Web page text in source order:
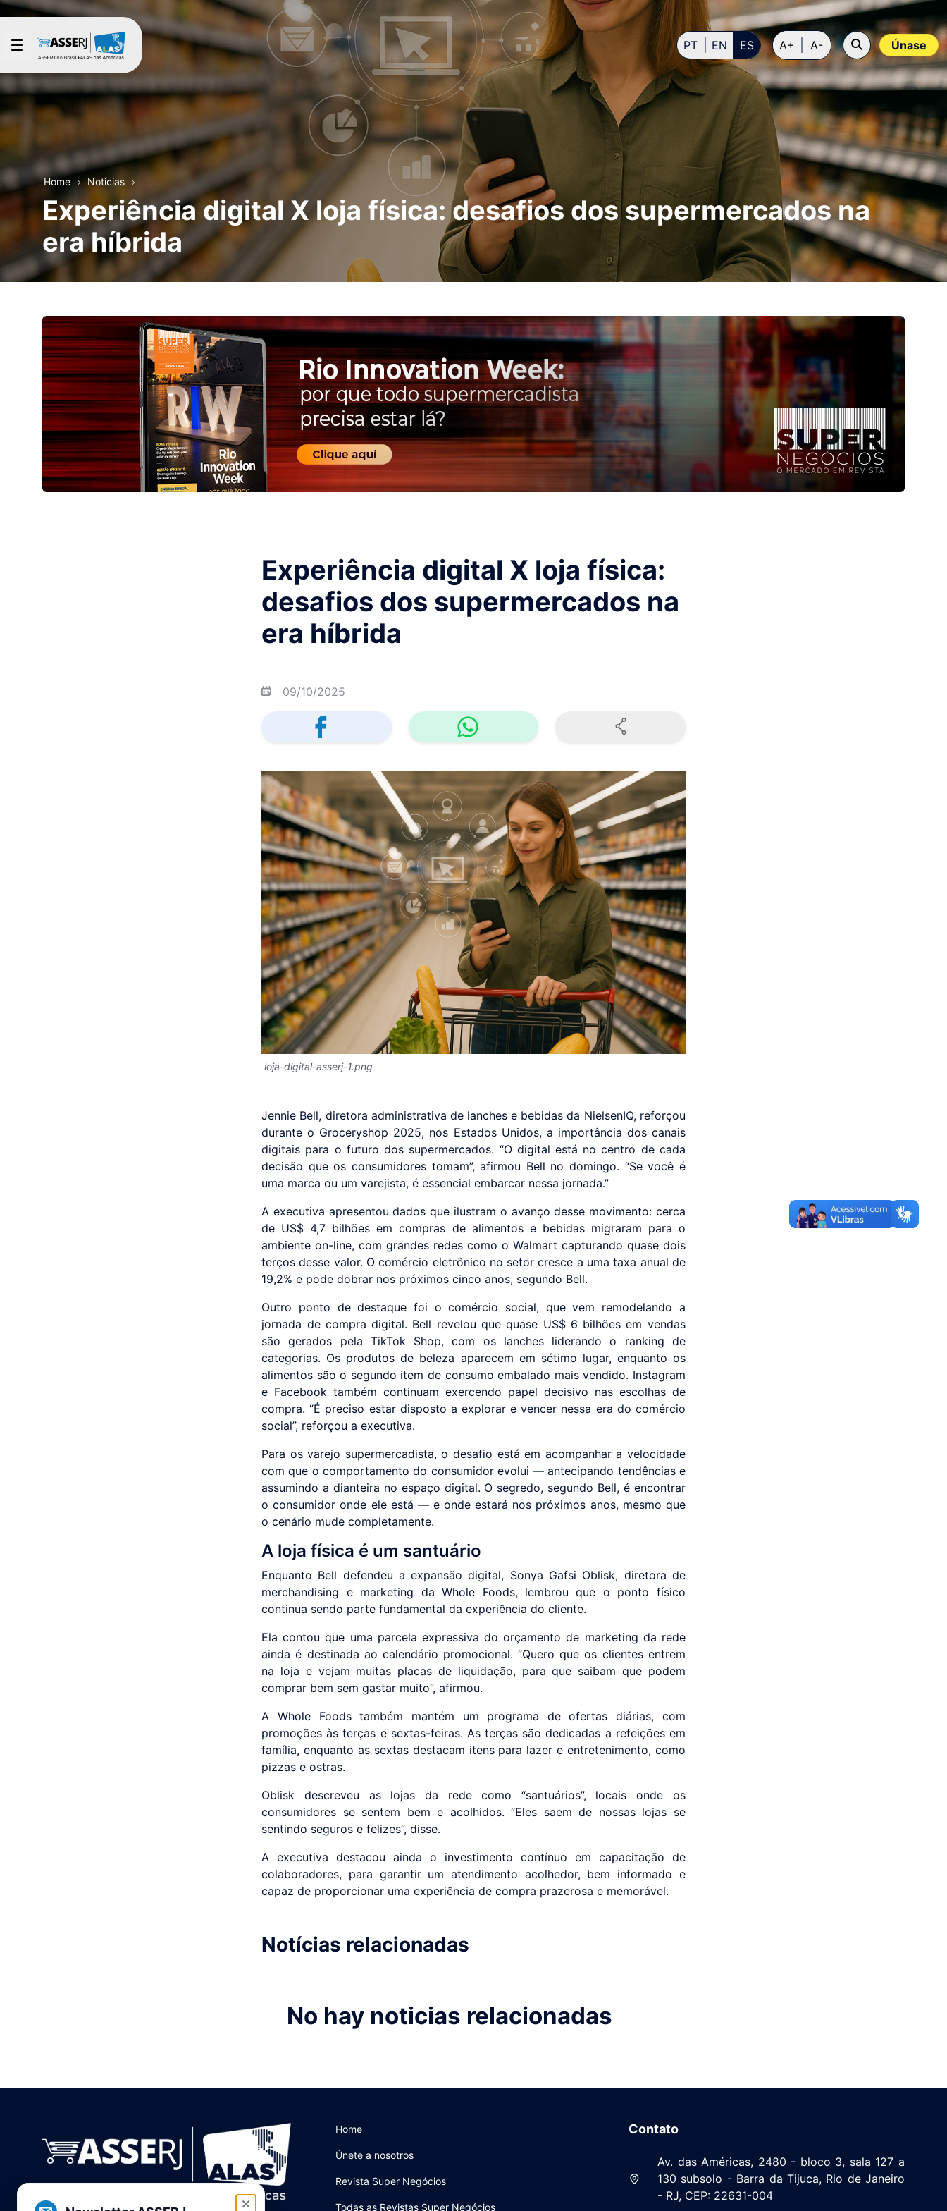
Saltar al contenido principal
Únase
PT EN ES A+ A-
Home Noticias
Experiência digital X loja física: desafios dos supermercados na
era híbrida
Experiência digital X loja física:
desafios dos supermercados na
era híbrida
09/10/2025
loja-digital-asserj-1.png
Jennie Bell, diretora administrativa de lanches e bebidas da NielsenIQ, reforçou
durante o Groceryshop 2025, nos Estados Unidos, a importância dos canais
digitais para o futuro dos supermercados. “O digital está no centro de cada
decisão que os consumidores tomam”, afirmou Bell no domingo. “Se você é
uma marca ou um varejista, é essencial embarcar nessa jornada.”
A executiva apresentou dados que ilustram o avanço desse movimento: cerca
de US$ 4,7 bilhões em compras de alimentos e bebidas migraram para o
ambiente on-line, com grandes redes como o Walmart capturando quase dois
terços desse valor. O comércio eletrônico no setor cresce a uma taxa anual de
19,2% e pode dobrar nos próximos cinco anos, segundo Bell.
Outro ponto de destaque foi o comércio social, que vem remodelando a
jornada de compra digital. Bell revelou que quase US$ 6 bilhões em vendas
são gerados pela TikTok Shop, com os lanches liderando o ranking de
categorias. Os produtos de beleza aparecem em sétimo lugar, enquanto os
alimentos são o segundo item de consumo embalado mais vendido. Instagram
e Facebook também continuam exercendo papel decisivo nas escolhas de
compra. “É preciso estar disposto a explorar e vencer nessa era do comércio
social”, reforçou a executiva.
Para os varejo supermercadista, o desafio está em acompanhar a velocidade
com que o comportamento do consumidor evolui — antecipando tendências e
assumindo a dianteira no espaço digital. O segredo, segundo Bell, é encontrar
o consumidor onde ele está — e onde estará nos próximos anos, mesmo que
o cenário mude completamente.
A loja física é um santuário
Enquanto Bell defendeu a expansão digital, Sonya Gafsi Oblisk, diretora de
merchandising e marketing da Whole Foods, lembrou que o ponto físico
continua sendo parte fundamental da experiência do cliente.
Ela contou que uma parcela expressiva do orçamento de marketing da rede
ainda é destinada ao calendário promocional. “Quero que os clientes entrem
na loja e vejam muitas placas de liquidação, para que saibam que podem
comprar bem sem gastar muito”, afirmou.
A Whole Foods também mantém um programa de ofertas diárias, com
promoções às terças e sextas-feiras. As terças são dedicadas a refeições em
família, enquanto as sextas destacam itens para lazer e entretenimento, como
pizzas e ostras.
Oblisk descreveu as lojas da rede como “santuários”, locais onde os
consumidores se sentem bem e acolhidos. “Eles saem de nossas lojas se
sentindo seguros e felizes”, disse.
A executiva destacou ainda o investimento contínuo em capacitação de
colaboradores, para garantir um atendimento acolhedor, bem informado e
capaz de proporcionar uma experiência de compra prazerosa e memorável.
Notícias relacionadas
No hay noticias relacionadas
Home
Únete a nosotros
Revista Super Negócios
Todas as Revistas Super Negócios
Contato
Av. das Américas, 2480 - bloco 3, sala 127 a
130 subsolo - Barra da Tijuca, Rio de Janeiro
- RJ, CEP: 22631-004